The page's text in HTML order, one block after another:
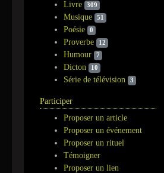
Livre 309
Musique 51
Poésie 0
Proverbe 12
Humour 7
Dicton 10
Série de télévision 3
Participer
Proposer un article
Proposer un événement
Proposer un rituel
Témoigner
Proposer un lien